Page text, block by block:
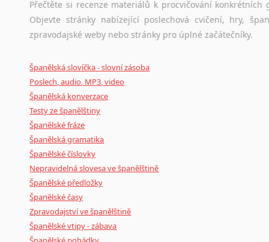
Přečtěte si recenze materiálů k procvičování
Objevte stránky nabízející poslechová cvičení, hry,
zpravodajské weby nebo stránky pro úplné začátečníky.
Španělská slovíčka - slovní zásoba
Poslech, audio, MP3, video
Španělská konverzace
Testy ze španělštiny
Španělské fráze
Španělská gramatika
Španělské číslovky
Nepravidelná slovesa ve španělštině
Španělské předložky
Španělské časy
Zpravodajství ve španělštině
Španělské vtipy - zábava